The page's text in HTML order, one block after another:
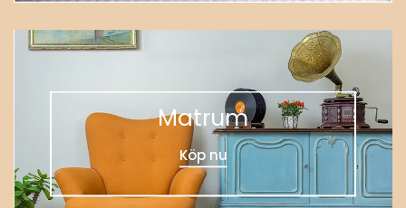
Matrum
Köp nu